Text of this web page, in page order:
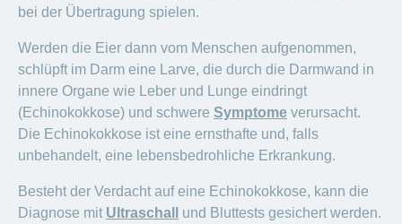
bei der Übertragung spielen.
Werden die Eier dann vom Menschen aufgenommen,
schlüpft im Darm eine Larve, die durch die Darmwand in
innere Organe wie Leber und Lunge eindringt
(Echinokokkose) und schwere Symptome verursacht.
Die Echinokokkose ist eine ernsthafte und, falls
unbehandelt, eine lebensbedrohliche Erkrankung.
Besteht der Verdacht auf eine Echinokokkose, kann die
Diagnose mit Ultraschall und Bluttests gesichert werden.